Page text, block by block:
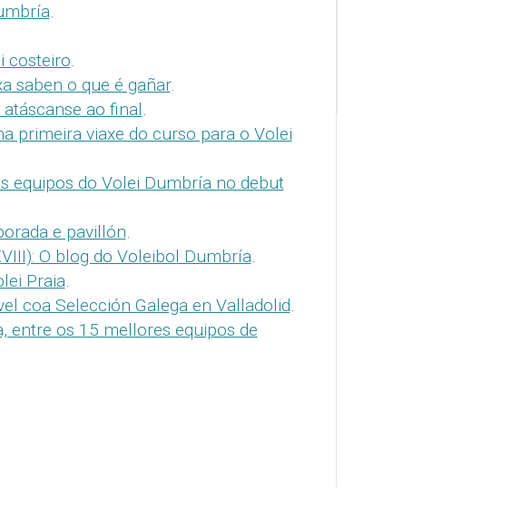
.
costeiro.
saben o que é gañar.
ao final.
primeira viaxe do curso para o Volei
equipos do Volei Dumbría no debut
e pavillón.
O blog do Voleibol Dumbría.
Praia.
coa Selección Galega en Valladolid.
entre os 15 mellores equipos de